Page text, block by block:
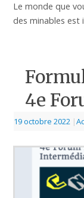
Le monde que
des minables est
4e
19 octobre 2022 |